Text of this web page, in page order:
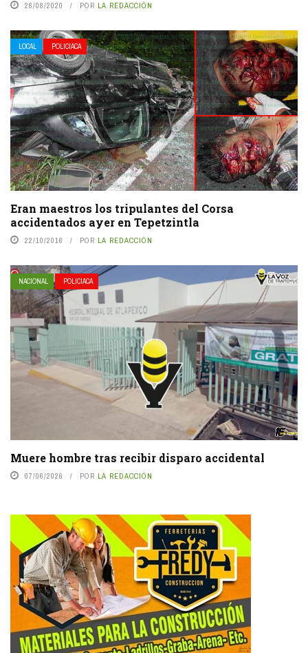
26/08/2020 POR LA REDACCIÓN
LOCAL POLICIACA
Eran maestros los tripulantes del Corsa
accidentados ayer en Tepetzintla
22/10/2016 POR LA REDACCIÓN
NACIONAL POLICIACA
Muere hombre tras recibir disparo accidental
07/06/2026 POR LA REDACCIÓN